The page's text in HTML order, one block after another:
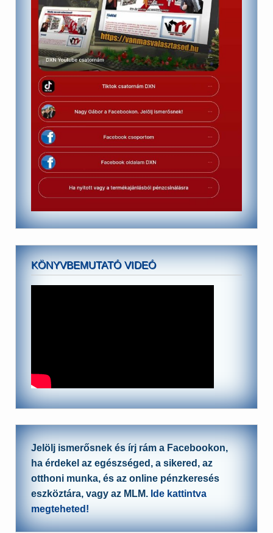
KÖNYVBEMUTATÓ VIDEÓ
Jelölj ismerősnek és írj rám a Facebookon,
ha érdekel az egészséged, a sikered, az
otthoni munka, és az online pénzkeresés
eszköztára, vagy az MLM. Ide kattintva
megteheted!